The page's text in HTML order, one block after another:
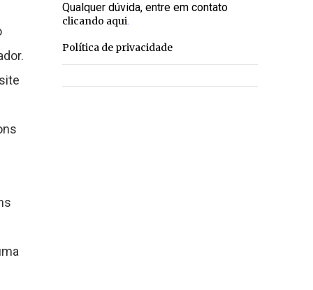
Qualquer dúvida, entre em contato
clicando aqui.
Política de privacidade